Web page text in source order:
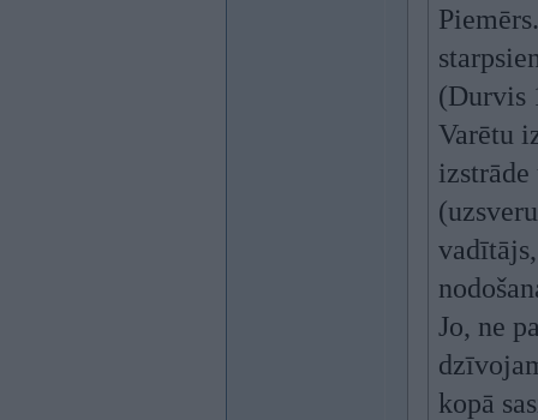
(Durvis
Varētu
izstrāde
Jo, ne
kopā